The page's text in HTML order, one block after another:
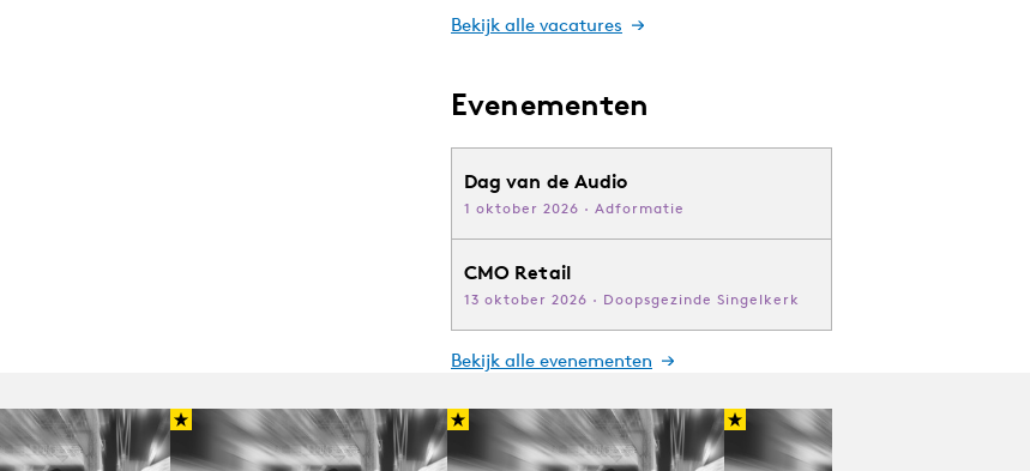
Bekijk alle vacatures
Evenementen
Dag van de Audio
1 oktober 2026 · Adformatie
CMO Retail
13 oktober 2026 · Doopsgezinde Singelkerk
Bekijk alle evenementen